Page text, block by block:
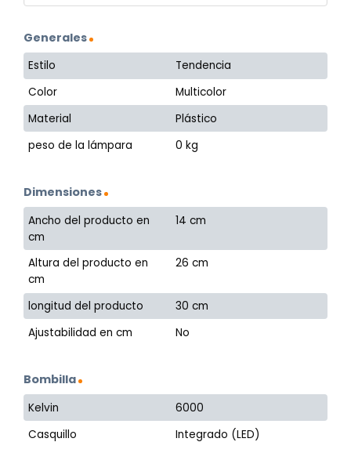
Generales
Estilo
Tendencia
Color
Multicolor
Material
Plástico
peso de la lámpara
0 kg
Dimensiones
Ancho del producto en
cm
14 cm
Altura del producto en
cm
26 cm
longitud del producto
30 cm
Ajustabilidad en cm
No
Bombilla
Kelvin
6000
Casquillo
Integrado (LED)